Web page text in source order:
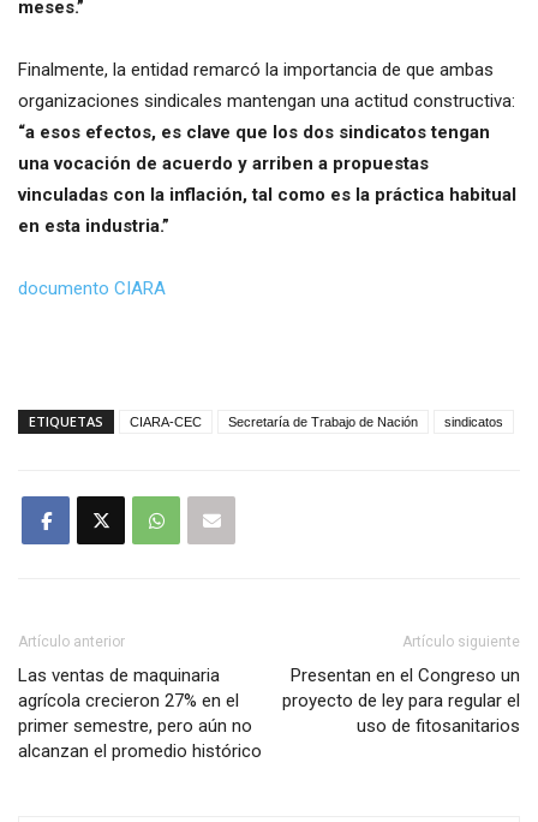
meses.”
Finalmente, la entidad remarcó la importancia de que ambas
organizaciones sindicales mantengan una actitud constructiva:
“a esos efectos, es clave que los dos sindicatos tengan
una vocación de acuerdo y arriben a propuestas
vinculadas con la inflación, tal como es la práctica habitual
en esta industria.”
documento CIARA
ETIQUETAS CIARA-CEC Secretaría de Trabajo de Nación sindicatos
Artículo anterior
Las ventas de maquinaria
agrícola crecieron 27% en el
primer semestre, pero aún no
alcanzan el promedio histórico
Artículo siguiente
Presentan en el Congreso un
proyecto de ley para regular el
uso de fitosanitarios